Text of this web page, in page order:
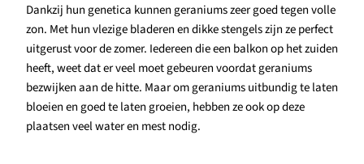
Dankzij hun genetica kunnen geraniums zeer goed tegen volle
zon. Met hun vlezige bladeren en dikke stengels zijn ze perfect
uitgerust voor de zomer. Iedereen die een balkon op het zuiden
heeft, weet dat er veel moet gebeuren voordat geraniums
bezwijken aan de hitte. Maar om geraniums uitbundig te laten
bloeien en goed te laten groeien, hebben ze ook op deze
plaatsen veel water en mest nodig.